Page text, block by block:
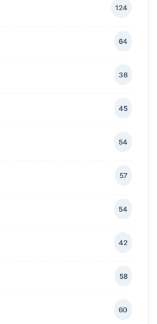
124
64
38
45
54
57
54
42
58
60